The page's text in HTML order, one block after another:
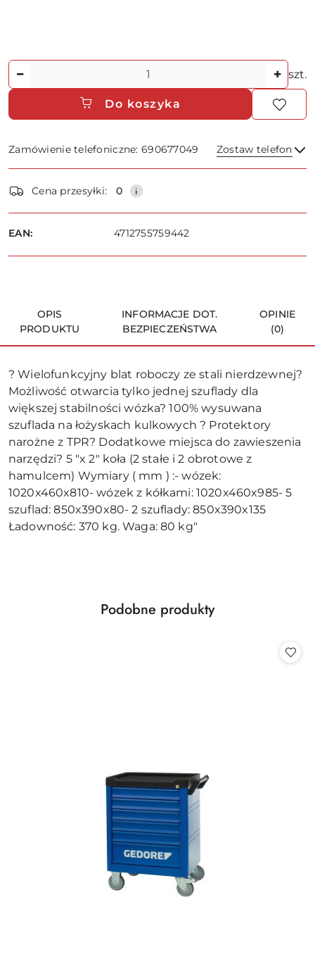
Ilość szt.
Do koszyka
Zamówienie telefoniczne: 690677049 Zostaw telefon
Wyślij
i
dostawa
Cena przesyłki: 0
EAN: 4712755759442
OPIS
PRODUKTU
INFORMACJE DOT.
BEZPIECZEŃSTWA
OPINIE
(0)
? Wielofunkcyjny blat roboczy ze stali nierdzewnej?
Możliwość otwarcia tylko jednej szuflady dla
większej stabilności wózka? 100% wysuwana
szuflada na łożyskach kulkowych ? Protektory
narożne z TPR? Dodatkowe miejsca do zawieszenia
narzędzi? 5 "x 2" koła (2 stałe i 2 obrotowe z
hamulcem) Wymiary ( mm ) :- wózek:
1020x460x810- wózek z kółkami: 1020x460x985- 5
szuflad: 850x390x80- 2 szuflady: 850x390x135
Ładowność: 370 kg. Waga: 80 kg"
Pomiń karuzelę produktów
Produkty
Podobne produkty